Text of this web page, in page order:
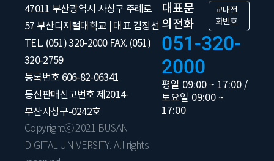
47011 부산광역시 사상구 주례로
57 부산디지털대학교 | 대표 김정선
TEL. (051) 320-2000 FAX. (051)
320-2759
등록번호 606-82-06341
통신판매신고번호 제2014-
부산사상구-0242호
Copyrightⓒ 2021 BUSAN
DIGITAL UNIVERSITY. All rights
대표문
의전화
교내전
화번호
051-320-
2000
평일 09:00 ~ 17:00 /
토요일 09:00 ~
17:00